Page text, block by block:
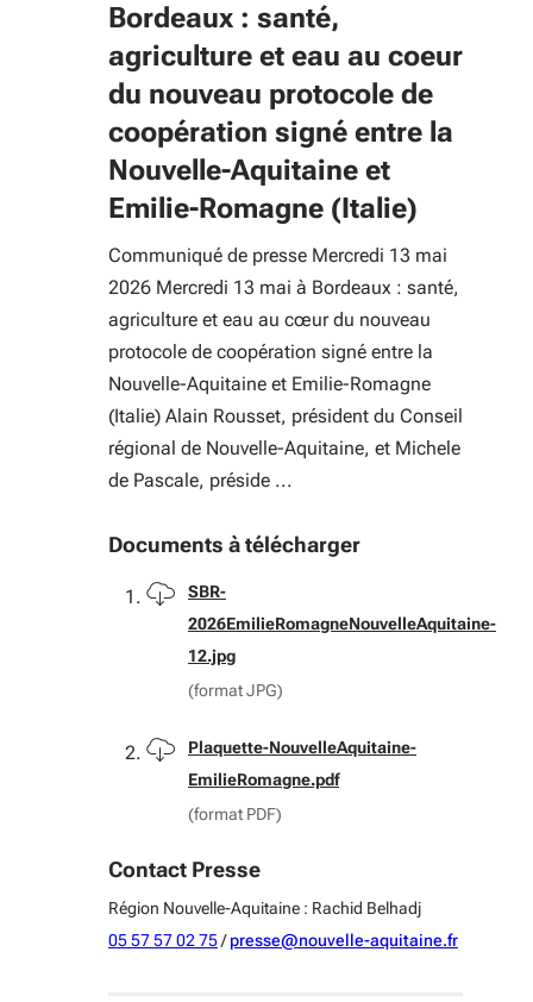
format : jj/mm/aaaa
Bordeaux : santé,
agriculture et eau au coeur
du nouveau protocole de
coopération signé entre la
Nouvelle-Aquitaine et
Emilie-Romagne (Italie)
Communiqué de presse Mercredi 13 mai
2026 Mercredi 13 mai à Bordeaux : santé,
agriculture et eau au cœur du nouveau
protocole de coopération signé entre la
Nouvelle-Aquitaine et Emilie-Romagne
(Italie) Alain Rousset, président du Conseil
régional de Nouvelle-Aquitaine, et Michele
de Pascale, préside ...
Documents à télécharger
Télécharger
SBR-
2026EmilieRomagneNouvelleAquitaine-
12.jpg
(format JPG)
Télécharger
Plaquette-NouvelleAquitaine-
EmilieRomagne.pdf
(format PDF)
Contact Presse
Région Nouvelle-Aquitaine : Rachid Belhadj
05 57 57 02 75/presse@nouvelle-aquitaine.fr